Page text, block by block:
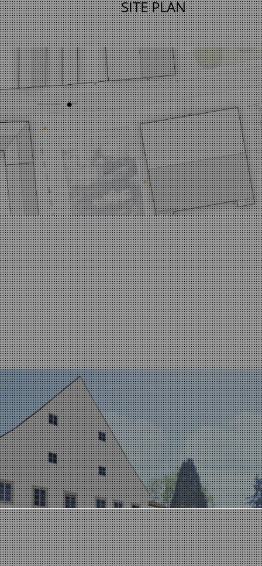
SITE PLAN